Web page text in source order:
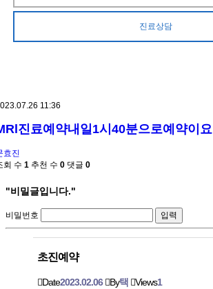
진료상담
11:36
진료예약내일1시40분으로예약이요
효진
회 수 1 추천 수 0 댓글 0
"비밀글입니다."
비밀번호
초진예약
Date2023.02.06 By택 Views1